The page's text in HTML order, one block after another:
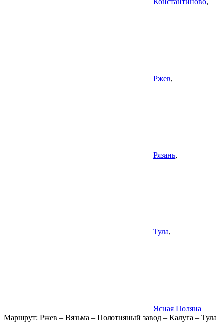
Ржев,
Рязань,
Тула,
Ясная Поляна
Маршрут: Ржев – Вязьма – Полотняный завод – Калуга – Тула